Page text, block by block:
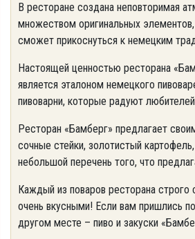
В ресторане создана неповторимая
множеством оригинальных
сможет прикоснуться к немецким
Настоящей ценностью ресторана
является эталоном немецкого
пивоварни, которые радуют
Ресторан «Бамберг» предлагает
сочные стейки, золотистый
небольшой перечень того, что
Каждый из поваров ресторана
очень вкусными! Если вам пришлись
другом месте – пиво и закуски